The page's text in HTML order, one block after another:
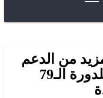
من الدعم
القوي في المناقشة العامة للدورة الـ79